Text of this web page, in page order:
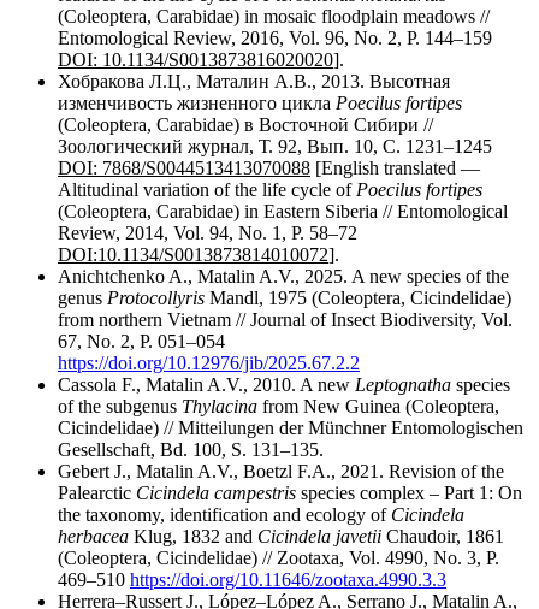
(Coleoptera, Carabidae) in mosaic floodplain meadows //
Entomological Review, 2016, Vol. 96, No. 2, P. 144–159
DOI: 10.1134/S0013873816020020].
Хобракова Л.Ц., Маталин А.В., 2013. Высотная
изменчивость жизненного цикла Poecilus fortipes
(Coleoptera, Carabidae) в Восточной Сибири //
Зоологический журнал, Т. 92, Вып. 10, С. 1231–1245
DOI: 7868/S0044513413070088 [English translated —
Altitudinal variation of the life cycle of Poecilus fortipes
(Coleoptera, Carabidae) in Eastern Siberia // Entomological
Review, 2014, Vol. 94, No. 1, P. 58–72
DOI:10.1134/S0013873814010072].
Anichtchenko A., Matalin A.V., 2025. A new species of the
genus Protocollyris Mandl, 1975 (Coleoptera, Cicindelidae)
from northern Vietnam // Journal of Insect Biodiversity, Vol.
67, No. 2, P. 051–054
https://doi.org/10.12976/jib/2025.67.2.2
Cassola F., Matalin A.V., 2010. A new Leptognatha species
of the subgenus Thylacina from New Guinea (Coleoptera,
Cicindelidae) // Mitteilungen der Münchner Entomologischen
Gesellschaft, Bd. 100, S. 131–135.
Gebert J., Matalin A.V., Boetzl F.A., 2021. Revision of the
Palearctic Cicindela campestris species complex – Part 1: On
the taxonomy, identification and ecology of Cicindela
herbacea Klug, 1832 and Cicindela javetii Chaudoir, 1861
(Coleoptera, Cicindelidae) // Zootaxa, Vol. 4990, No. 3, P.
469–510 https://doi.org/10.11646/zootaxa.4990.3.3
Herrera–Russert J., López–López A., Serrano J., Matalin A.,